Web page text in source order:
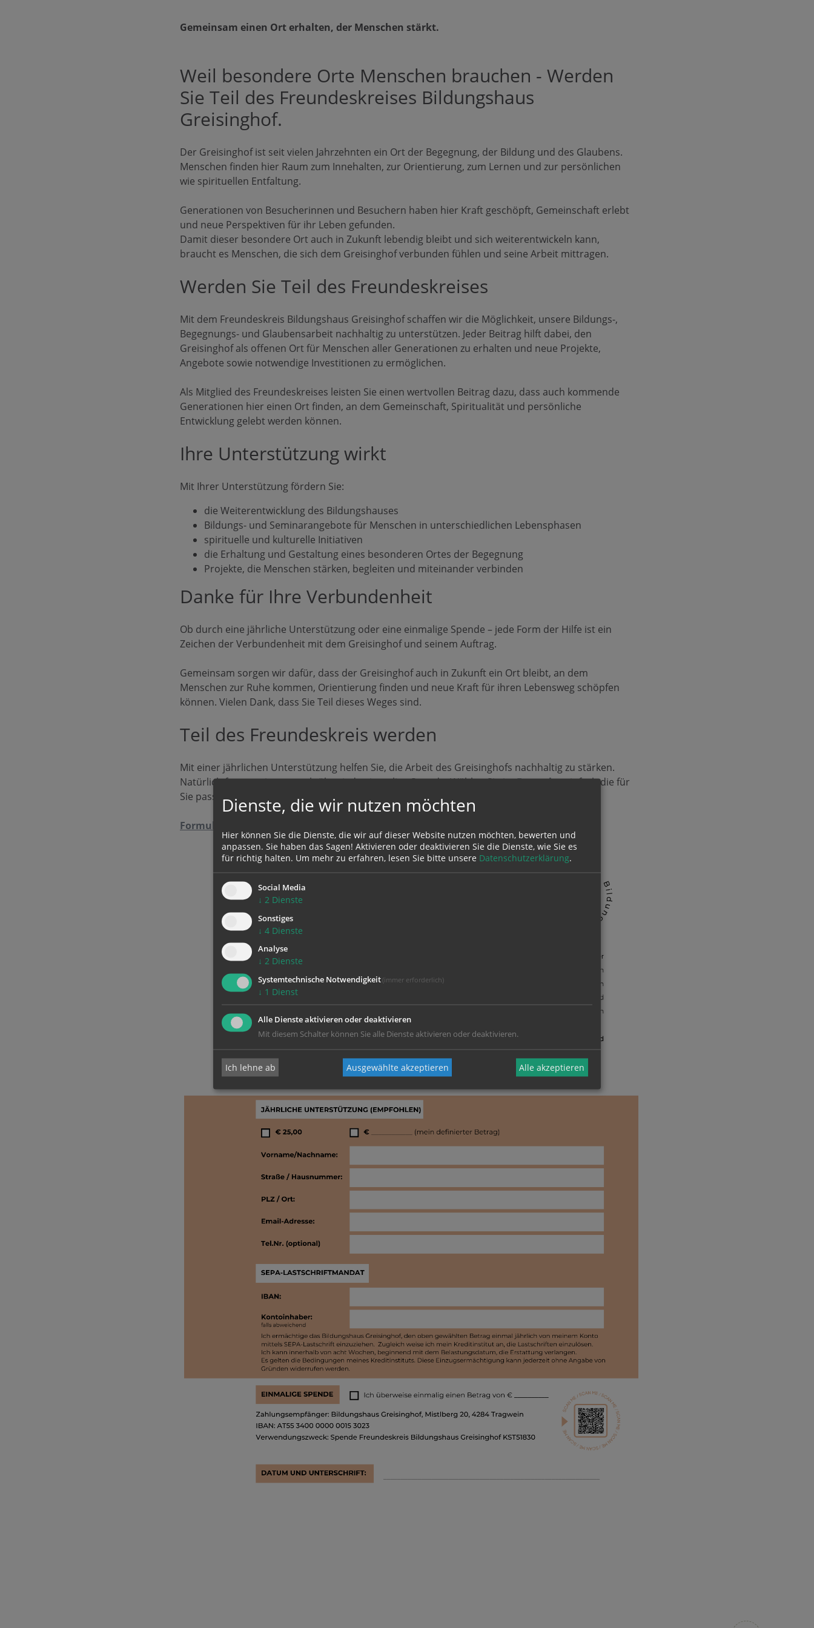
Gemeinsam einen Ort erhalten, der Menschen stärkt.
Weil besondere Orte Menschen brauchen - Werden
Sie Teil des Freundeskreises Bildungshaus
Greisinghof.
Der Greisinghof ist seit vielen Jahrzehnten ein Ort der Begegnung, der Bildung und des Glaubens.
Menschen finden hier Raum zum Innehalten, zur Orientierung, zum Lernen und zur persönlichen
wie spirituellen Entfaltung.
Generationen von Besucherinnen und Besuchern haben hier Kraft geschöpft, Gemeinschaft erlebt
und neue Perspektiven für ihr Leben gefunden.
Damit dieser besondere Ort auch in Zukunft lebendig bleibt und sich weiterentwickeln kann,
braucht es Menschen, die sich dem Greisinghof verbunden fühlen und seine Arbeit mittragen.
Werden Sie Teil des Freundeskreises
Mit dem Freundeskreis Bildungshaus Greisinghof schaffen wir die Möglichkeit, unsere Bildungs-,
Begegnungs- und Glaubensarbeit nachhaltig zu unterstützen. Jeder Beitrag hilft dabei, den
Greisinghof als offenen Ort für Menschen aller Generationen zu erhalten und neue Projekte,
Angebote sowie notwendige Investitionen zu ermöglichen.
Als Mitglied des Freundeskreises leisten Sie einen wertvollen Beitrag dazu, dass auch kommende
Generationen hier einen Ort finden, an dem Gemeinschaft, Spiritualität und persönliche
Entwicklung gelebt werden können.
Ihre Unterstützung wirkt
Mit Ihrer Unterstützung fördern Sie:
die Weiterentwicklung des Bildungshauses
Bildungs- und Seminarangebote für Menschen in unterschiedlichen Lebensphasen
spirituelle und kulturelle Initiativen
die Erhaltung und Gestaltung eines besonderen Ortes der Begegnung
Projekte, die Menschen stärken, begleiten und miteinander verbinden
Danke für Ihre Verbundenheit
Ob durch eine jährliche Unterstützung oder eine einmalige Spende – jede Form der Hilfe ist ein
Zeichen der Verbundenheit mit dem Greisinghof und seinem Auftrag.
Gemeinsam sorgen wir dafür, dass der Greisinghof auch in Zukunft ein Ort bleibt, an dem
Menschen zur Ruhe kommen, Orientierung finden und neue Kraft für ihren Lebensweg schöpfen
können. Vielen Dank, dass Sie Teil dieses Weges sind.
Teil des Freundeskreis werden
Mit einer jährlichen Unterstützung helfen Sie, die Arbeit des Greisinghofs nachhaltig zu stärken.
Natürlich freuen wir uns auch über jede einmalige Spende. Wählen Sie imFormulareinfach die für
Sie passende Form der Unterstützung.
Formular downloaden
Dienste, die wir nutzen möchten
Hier können Sie die Dienste, die wir auf dieser Website nutzen möchten, bewerten und
anpassen. Sie haben das Sagen! Aktivieren oder deaktivieren Sie die Dienste, wie Sie es
für richtig halten. Um mehr zu erfahren, lesen Sie bitte unsere Datenschutzerklärung.
Social Media
↓ 2 Dienste
Sonstiges
↓ 4 Dienste
Analyse
↓ 2 Dienste
Systemtechnische Notwendigkeit (immer erforderlich)
↓ 1 Dienst
Alle Dienste aktivieren oder deaktivieren
Mit diesem Schalter können Sie alle Dienste aktivieren oder deaktivieren.
Ich lehne ab Ausgewählte akzeptieren Alle akzeptieren